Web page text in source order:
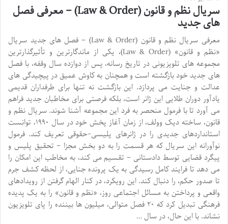
سریال نظم و قانون (Law & Order) – معرفی فصل
های جدید
معرفی سریال نظم و قانون (Law & Order) – فصل های جدید سریال
«نظم و قانون» (Law & Order)، یکی از ماندگارترین و تأثیرگذارترین
مجموعه های تلویزیونی در تاریخ رسانه، پس از دوازده سال وقفه، با فصل
های جدید خود بازگشته است و همچنان به کاوش عمیق در پیچیدگی های
عدالت و جنایت می پردازد. این بازگشت نه تنها برای طرفداران قدیمی
یادآور دوران طلایی این ژانر است، بلکه فرصتی برای مخاطبان جدید فراهم
می آورد تا با فرمول منحصر به فرد این مجموعه آشنا شوند. سریال نظم و
قانون، ساخته دیک وولف، از زمان آغاز پخش خود در سال ۱۹۹۰، توانست
استانداردهای جدیدی را در ژانرهای پلیسی-حقوقی تعریف کند. فرمول
نوآورانه این سریال که هر قسمت را به دو بخش مجزا – تحقیق پلیس و
پیگرد قضایی توسط دادستانی – تقسیم می کند، به مخاطب این امکان را
می دهد تا فرایند کامل رسیدگی به یک پرونده جنایی، از لحظه کشف جرم
تا صدور حکم، را دنبال کند. این رویکرد، در کنار الهام گرفتن از رویدادهای
واقعی و پرداختن به مسائل اجتماعی روز، «نظم و قانون» را به یک پدیده
فرهنگی تبدیل کرد که ۲۰ فصل متوالی، میلیون ها بیننده را پای تلویزیون
نشاند. با این حال، در سال …